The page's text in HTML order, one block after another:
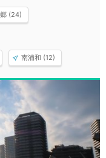
(24)
南浦和 (12)